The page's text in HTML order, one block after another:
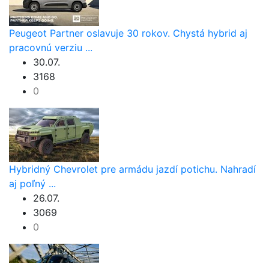
Peugeot Partner oslavuje 30 rokov. Chystá hybrid aj
pracovnú verziu ...
30.07.
3168
0
Hybridný Chevrolet pre armádu jazdí potichu. Nahradí
aj poľný ...
26.07.
3069
0